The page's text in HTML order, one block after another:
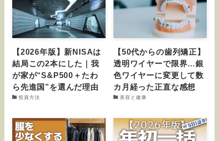
【2026年版】新NISAは
結局この2本にした｜我
が家が“S&P500＋たわ
ら先進国”を選んだ理由
投資方法
【50代からの歯列矯正】
透明ワイヤーで限界…銀
色ワイヤーに変更して数
カ月経った正直な感想
美容と健康